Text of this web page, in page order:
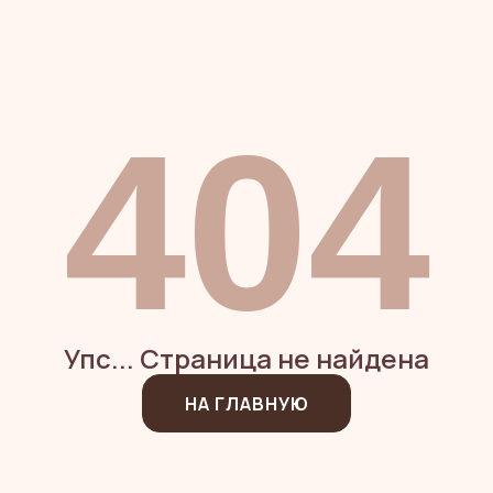
404
Упс... Страница не найдена
НА ГЛАВНУЮ